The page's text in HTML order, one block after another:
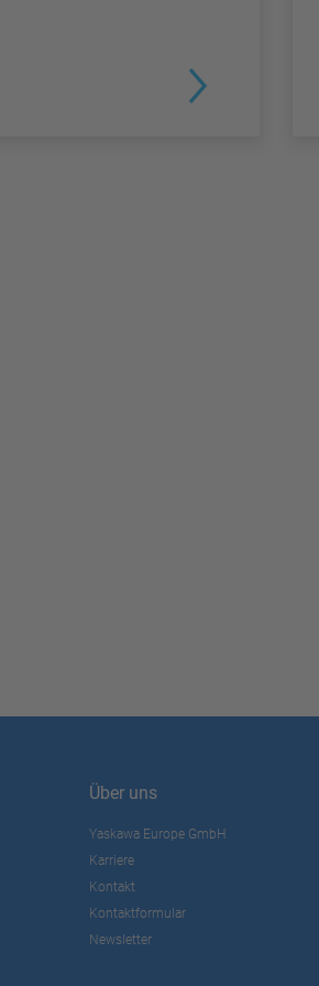
Über uns
Yaskawa Europe GmbH
Karriere
Kontakt
Kontaktformular
Newsletter